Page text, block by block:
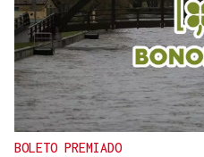
BOLETO PREMIADO